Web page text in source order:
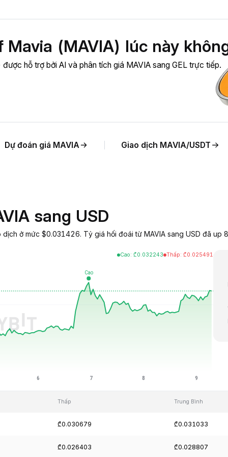
Mavia (MAVIA) lúc này
hỗ trợ bởi AI và phân tích giá MAVIA sang GEL trực tiếp.
Dự đoán giá MAVIA Giao dịch MAVIA/USDT
sang USD
ở mức $0.031426. Tỷ giá hối đoái từ MAVIA sang USD đã
Cao: ₾0.032243 Thấp: ₾0.025491
Thấp Trung Bình
₾0.030679 ₾0.031033
₾0.026403 ₾0.028807